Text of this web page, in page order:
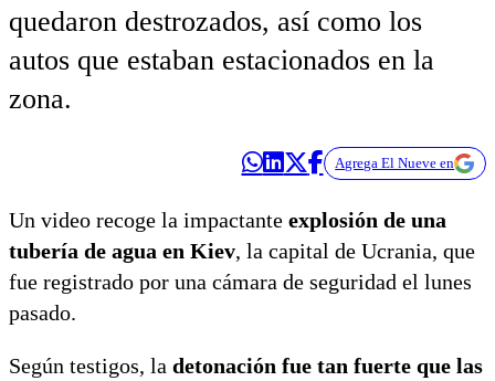
quedaron destrozados, así como los
autos que estaban estacionados en la
zona.
Agrega El Nueve en
Un video recoge la impactante explosión de una
tubería de agua en Kiev, la capital de Ucrania, que
fue registrado por una cámara de seguridad el lunes
pasado.
Según testigos, la detonación fue tan fuerte que las